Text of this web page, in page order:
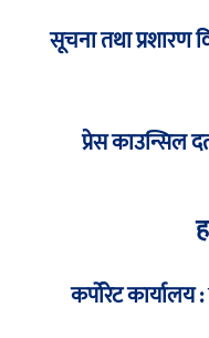
सूचना तथा प्रशारण
प्रेस काउन्सिल
कर्पोरेट कार्यालय :